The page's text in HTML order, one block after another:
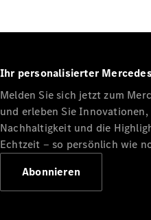
eSprinter
Fahrgestell
eSprinter
Pritschenwagen
Konfigurator
Probefahrt
Mercedes-
Ihr personalisierter
Melden Sie sich jetzt zum
und erleben Sie
Nachhaltigkeit und die
Echtzeit ‒ so persönlich wie
Abonnieren